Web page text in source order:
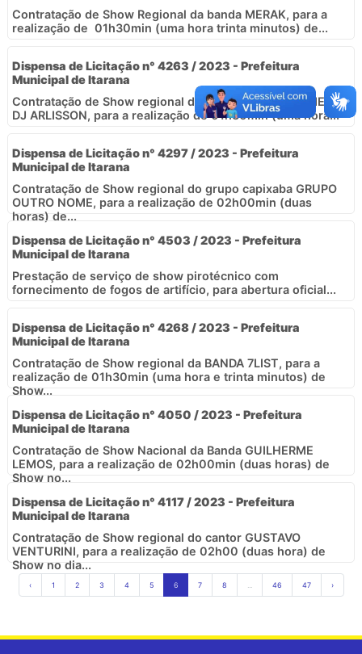
Contratação de Show Regional da banda MERAK, para a
realização de 01h30min (uma hora trinta minutos) de...
Dispensa de Licitação n° 4263 / 2023 - Prefeitura
Municipal de Itarana
Contratação de Show regional da dupla DJ IAGO GOMES E
DJ ARLISSON, para a realização de 01h30min (uma hora...
Dispensa de Licitação n° 4297 / 2023 - Prefeitura
Municipal de Itarana
Contratação de Show regional do grupo capixaba GRUPO
OUTRO NOME, para a realização de 02h00min (duas
horas) de...
Dispensa de Licitação n° 4503 / 2023 - Prefeitura
Municipal de Itarana
Prestação de serviço de show pirotécnico com
fornecimento de fogos de artifício, para abertura oficial...
Dispensa de Licitação n° 4268 / 2023 - Prefeitura
Municipal de Itarana
Contratação de Show regional da BANDA 7LIST, para a
realização de 01h30min (uma hora e trinta minutos) de
Show...
Dispensa de Licitação n° 4050 / 2023 - Prefeitura
Municipal de Itarana
Contratação de Show Nacional da Banda GUILHERME
LEMOS, para a realização de 02h00min (duas horas) de
Show no...
Dispensa de Licitação n° 4117 / 2023 - Prefeitura
Municipal de Itarana
Contratação de Show regional do cantor GUSTAVO
VENTURINI, para a realização de 02h00 (duas hora) de
Show no dia...
‹ 1 2 3 4 5 6 7 8 46 47 ›